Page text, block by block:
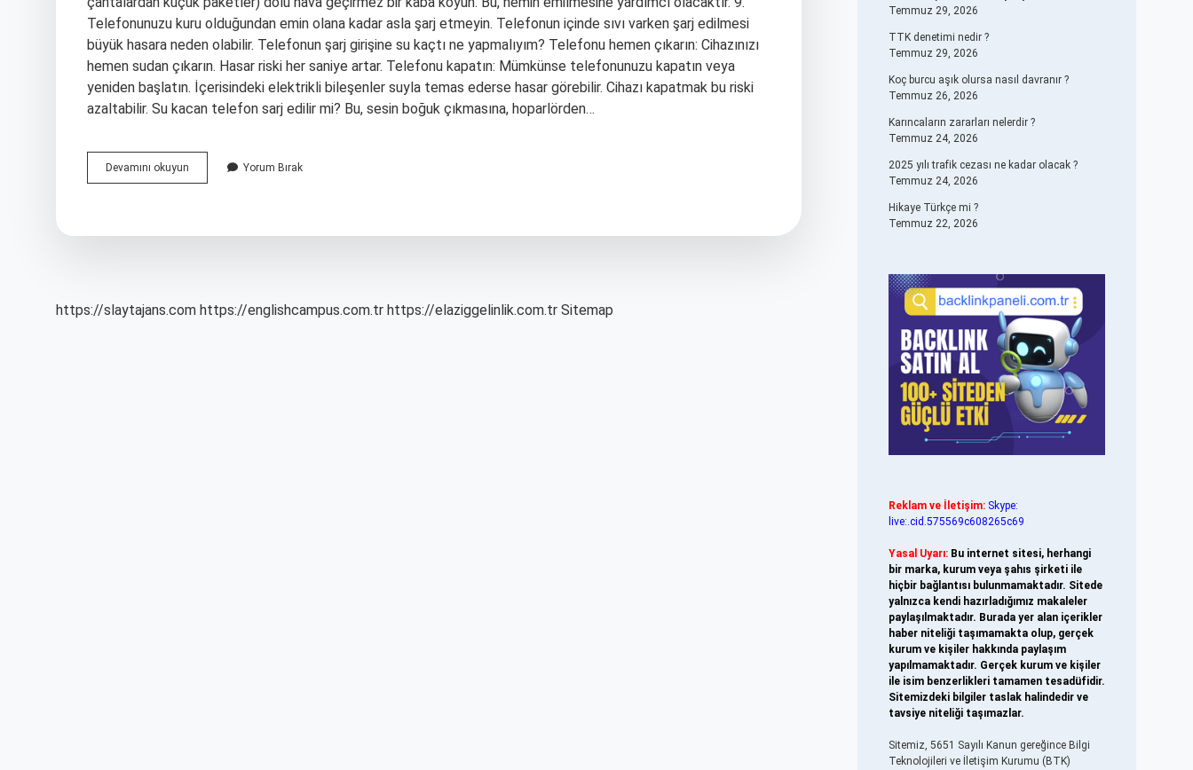
Telefonunuzu kuru olduğundan emin olana kadar asla şarj etmeyin. Telefonun içinde sıvı varken şarj edilmesi
büyük hasara neden olabilir. Telefonun şarj girişine su kaçtı ne yapmalıyım? Telefonu hemen çıkarın: Cihazınızı
hemen sudan çıkarın. Hasar riski her saniye artar. Telefonu kapatın: Mümkünse telefonunuzu kapatın veya
yeniden başlatın. İçerisindeki elektrikli bileşenler suyla temas ederse hasar görebilir. Cihazı kapatmak bu riski
azaltabilir. Su kacan telefon sarj edilir mi? Bu, sesin boğuk çıkmasına, hoparlörden…
Devamını okuyun
Kaçan
Yorum Bırak
https://slaytajans.com https://englishcampus.com.tr https://elaziggelinlik.com.tr Sitemap
Temmuz 29, 2026
TTK denetimi nedir ?
Temmuz 29, 2026
Koç burcu aşık olursa nasıl davranır ?
Temmuz 26, 2026
Karıncaların zararları nelerdir ?
Temmuz 24, 2026
2025 yılı trafik cezası ne kadar olacak ?
Temmuz 24, 2026
Hikaye Türkçe mi ?
Temmuz 22, 2026
Reklam ve İletişim: Skype:
live:.cid.575569c608265c69
Yasal Uyarı: Bu internet sitesi, herhangi
bir marka, kurum veya şahıs şirketi ile
hiçbir bağlantısı bulunmamaktadır. Sitede
yalnızca kendi hazırladığımız makaleler
paylaşılmaktadır. Burada yer alan içerikler
haber niteliği taşımamakta olup, gerçek
kurum ve kişiler hakkında paylaşım
yapılmamaktadır. Gerçek kurum ve kişiler
ile isim benzerlikleri tamamen tesadüfidir.
Sitemizdeki bilgiler taslak halindedir ve
tavsiye niteliği taşımazlar.
Sitemiz, 5651 Sayılı Kanun gereğince Bilgi
Teknolojileri ve İletişim Kurumu (BTK)